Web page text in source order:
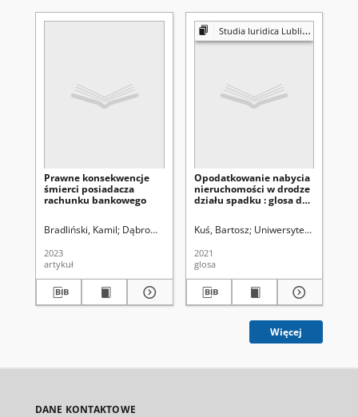
Prawne konsekwencje
śmierci posiadacza
rachunku bankowego
Bradliński, Kamil Dąbrowska, Magdalena Kostrubiec, Jarosław.
2023
artykuł
Studia Iuridica Lublinensia
Opodatkowanie nabycia
nieruchomości w drodze
działu spadku : glosa do
dnia 13 października
LEX nr 1808541)
Kuś, Bartosz Uniwersytet Marii
2021
glosa
Więcej
DANE KONTAKTOWE